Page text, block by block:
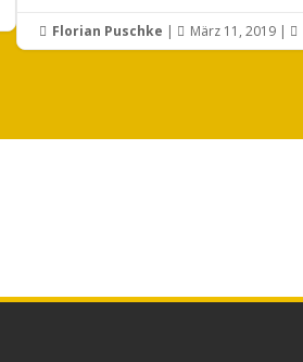
 Florian Puschke |  März 11, 2019 | 